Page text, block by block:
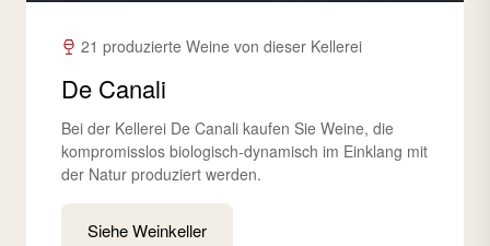
21 produzierte Weine von dieser Kellerei
De Canali
Bei der Kellerei De Canali kaufen Sie Weine, die
kompromisslos biologisch-dynamisch im Einklang mit
der Natur produziert werden.
Siehe Weinkeller